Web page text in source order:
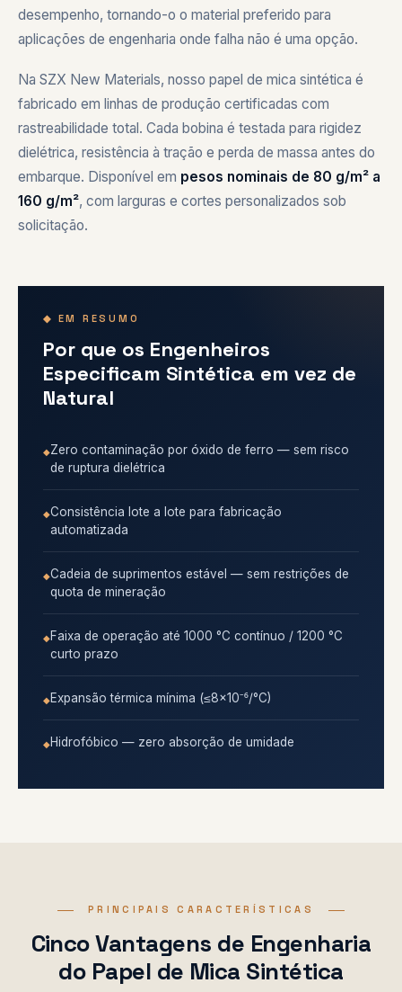
desempenho, tornando-o o material preferido para
aplicações de engenharia onde falha não é uma opção.
Na SZX New Materials, nosso papel de mica sintética é
fabricado em linhas de produção certificadas com
rastreabilidade total. Cada bobina é testada para rigidez
dielétrica, resistência à tração e perda de massa antes do
embarque. Disponível em pesos nominais de 80 g/m² a
160 g/m², com larguras e cortes personalizados sob
solicitação.
◆ EM RESUMO
Por que os Engenheiros
Especificam Sintética em vez de
Natural
Zero contaminação por óxido de ferro — sem risco
de ruptura dielétrica
Consistência lote a lote para fabricação
automatizada
Cadeia de suprimentos estável — sem restrições de
quota de mineração
Faixa de operação até 1000 °C contínuo / 1200 °C
curto prazo
Expansão térmica mínima (≤8×10⁻⁶/°C)
Hidrofóbico — zero absorção de umidade
PRINCIPAIS CARACTERÍSTICAS
Cinco Vantagens de Engenharia
do Papel de Mica Sintética